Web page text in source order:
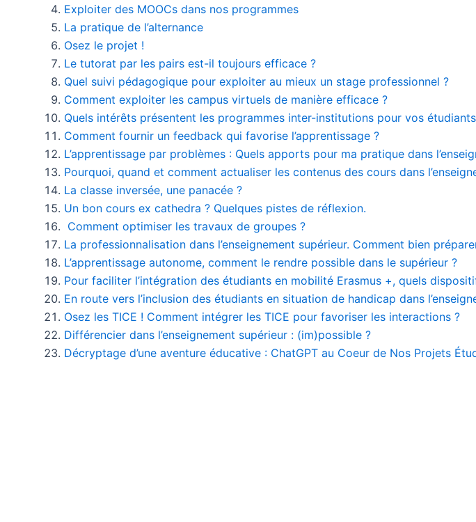
Exploiter des MOOCs dans nos programmes
La pratique de l’alternance
Osez le projet !
Le tutorat par les pairs est-il toujours efficace ?
Quel suivi pédagogique pour exploiter au mieux un stage professionnel ?
Comment exploiter les campus virtuels de manière efficace ?
Quels intérêts présentent les programmes inter-institutions pour vos
Comment fournir un feedback qui favorise l’apprentissage ?
L’apprentissage par problèmes : Quels apports pour ma pratique dans
Pourquoi, quand et comment actualiser les contenus des cours dans
La classe inversée, une panacée ?
Un bon cours ex cathedra ? Quelques pistes de réflexion.
Comment optimiser les travaux de groupes ?
La professionnalisation dans l’enseignement supérieur. Comment bien
L’apprentissage autonome, comment le rendre possible dans le supérieur ?
Pour faciliter l’intégration des étudiants en mobilité Erasmus +, quels
En route vers l’inclusion des étudiants en situation de handicap dans
Osez les TICE ! Comment intégrer les TICE pour favoriser les interactions ?
Différencier dans l’enseignement supérieur : (im)possible ?
Décryptage d’une aventure éducative : ChatGPT au Coeur de Nos Projets